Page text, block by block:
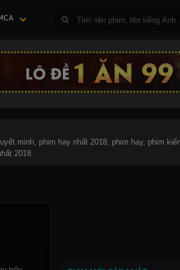
minh, phim hay nhất 2018, phim hay, phim
2018.